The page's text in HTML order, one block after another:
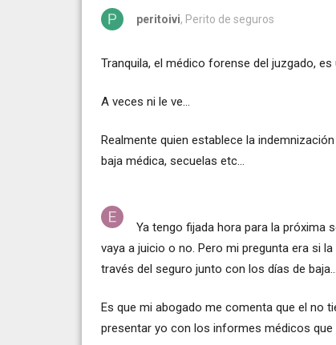
peritoivi, Perito de seguros
Tranquila, el médico forense del juzgado,
A veces ni le ve...
Realmente quien establece la
baja médica, secuelas etc...
Ya tengo fijada hora para la próxima
vaya a juicio o no. Pero mi pregunta era si
través del seguro junto con los días de baja...
Es que mi abogado me comenta que el no
presentar yo con los informes médicos